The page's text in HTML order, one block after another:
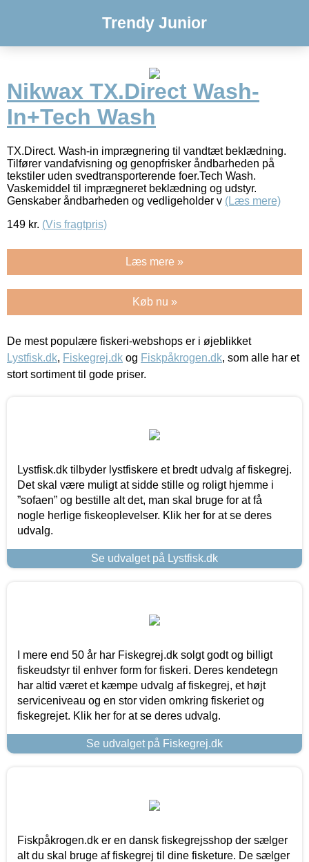
Trendy Junior
Nikwax TX.Direct Wash-
In+Tech Wash
TX.Direct. Wash-in imprægnering til vandtæt beklædning.
Tilfører vandafvisning og genopfrisker åndbarheden på
tekstiler uden svedtransporterende foer.Tech Wash.
Vaskemiddel til imprægneret beklædning og udstyr.
Genskaber åndbarheden og vedligeholder v (Læs mere)
149 kr. (Vis fragtpris)
Læs mere »
Køb nu »
De mest populære fiskeri-webshops er i øjeblikket
Lystfisk.dk, Fiskegrej.dk og Fiskpåkrogen.dk, som alle har et
stort sortiment til gode priser.
Lystfisk.dk tilbyder lystfiskere et bredt udvalg af fiskegrej.
Det skal være muligt at sidde stille og roligt hjemme i
”sofaen” og bestille alt det, man skal bruge for at få
nogle herlige fiskeoplevelser. Klik her for at se deres
udvalg.
Se udvalget på Lystfisk.dk
I mere end 50 år har Fiskegrej.dk solgt godt og billigt
fiskeudstyr til enhver form for fiskeri. Deres kendetegn
har altid været et kæmpe udvalg af fiskegrej, et højt
serviceniveau og en stor viden omkring fiskeriet og
fiskegrejet. Klik her for at se deres udvalg.
Se udvalget på Fiskegrej.dk
Fiskpåkrogen.dk er en dansk fiskegrejsshop der sælger
alt du skal bruge af fiskegrej til dine fisketure. De sælger